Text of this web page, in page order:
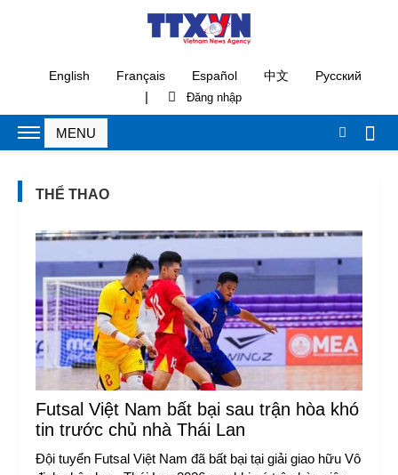
English Français Español 中文 Русский
|
THỂ THAO
Futsal Việt Nam bất bại sau trận hòa khó
tin trước chủ nhà Thái Lan
Đội tuyển Futsal Việt Nam đã bất bại tại giải giao hữu Vô